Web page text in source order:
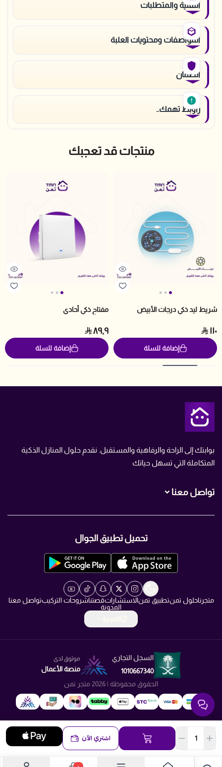
اشتري الآن
التقنية والمتطلبات
المواصفات ومحتويات العلبة
الضمان
راوبط تهمك..
منتجات قد تعجبك
شريط ليد ذكي درجات الأبيض
١١٠
إضافة للسلة
مفتاح ذكي أحادي
٨٩٫٩
إضافة للسلة
٠
بوابتك إلى الراحة والرفاهية والمستقبل. نقدم حلول المنازل الذكية
المتكاملة التي تسهل حياتك
تواصل معنا
info@TMN.sa
https://t.me/TMN_smart
تحميل تطبيق الجوال
متجرناحلول تمنتطبيق تمنالاستشاراتقصتناشروحات التركيبتواصل معنا
المدونة
السجل التجاري
1010667340
موثوق لدى
منصة الأعمال
الحقوق محفوظة | 2026
متجر تمن